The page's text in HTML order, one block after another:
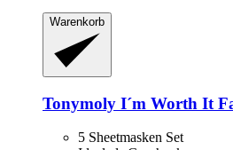
Warenkorb
Tonymoly I´m Worth It
5 Sheetmasken Set